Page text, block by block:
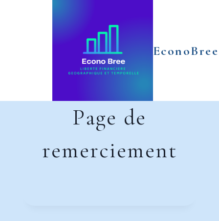
EconoBree
Page de
remerciement